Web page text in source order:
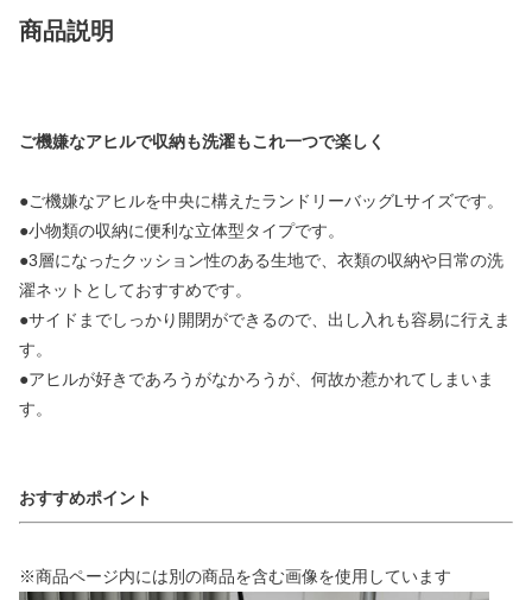
商品説明
ご機嫌なアヒルで収納も洗濯もこれ一つで楽しく
●ご機嫌なアヒルを中央に構えたランドリーバッグLサイズです。
●小物類の収納に便利な立体型タイプです。
●3層になったクッション性のある生地で、衣類の収納や日常の洗
濯ネットとしておすすめです。
●サイドまでしっかり開閉ができるので、出し入れも容易に行えま
す。
●アヒルが好きであろうがなかろうが、何故か惹かれてしまいま
す。
おすすめポイント
※商品ページ内には別の商品を含む画像を使用しています